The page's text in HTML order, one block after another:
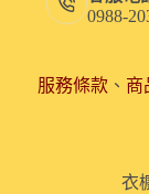
0988-
服務條款、 商
衣